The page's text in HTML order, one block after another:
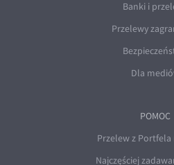
Banki i
Przelewy
Dla
POMOC
Przelew z
Najczęściej